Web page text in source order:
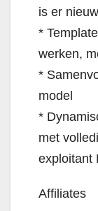
is er nieuw
*
werken,
*
model
*
met
exploitant
Affiliates